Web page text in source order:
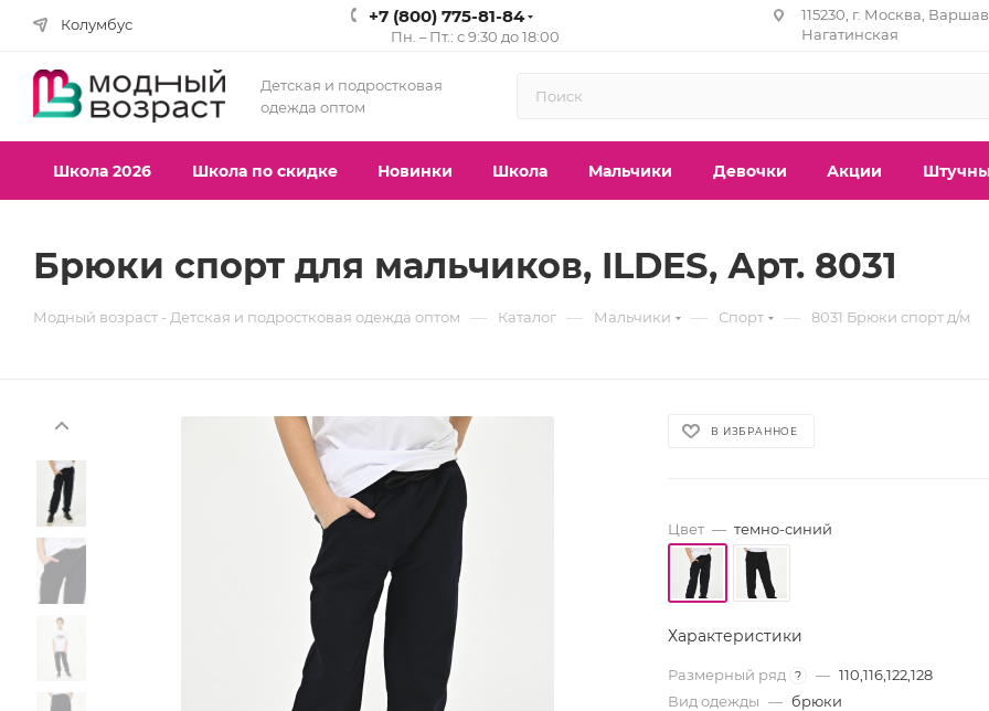
Колумбус +7 (800) 775-81-84
Пн. – Пт.: с 9:30 до 18:00
115230, г. Москва,
Нагатинская
Детская и подростковая
одежда оптом
Школа 2026 Школа по скидке Новинки Школа Мальчики Девочки Акции
Брюки спорт для мальчиков, ILDES, Арт. 8031
Модный возраст - Детская и подростковая одежда оптом — Каталог — Мальчики — Спорт — 8031 Брюки спорт д/м
В ИЗБРАННОЕ
Цвет — темно-синий
Характеристики
Размерный ряд ? — 110,116,122,128
Вид одежды — брюки